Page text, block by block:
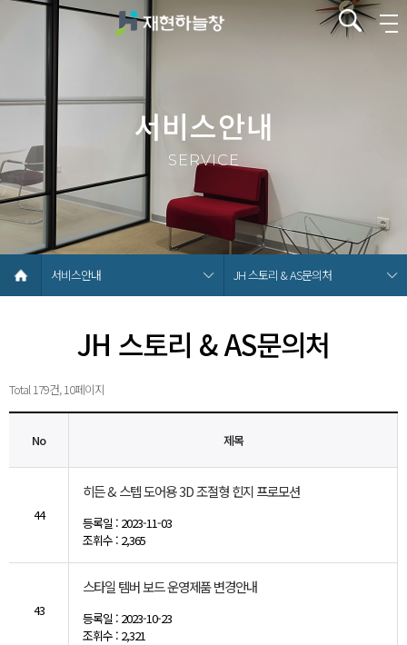
서비스안내
SERVICE
서비스안내 JH 스토리 & AS문의처
JH 스토리 & AS문의처
Total 179건, 10페이지
No 제목
44
히든 & 스텝 도어용 3D 조절형 힌지 프로모션
등록일 : 2023-11-03
조휘수 : 2,365
43
스타일 템버 보드 운영제품 변경안내
등록일 : 2023-10-23
조휘수 : 2,321